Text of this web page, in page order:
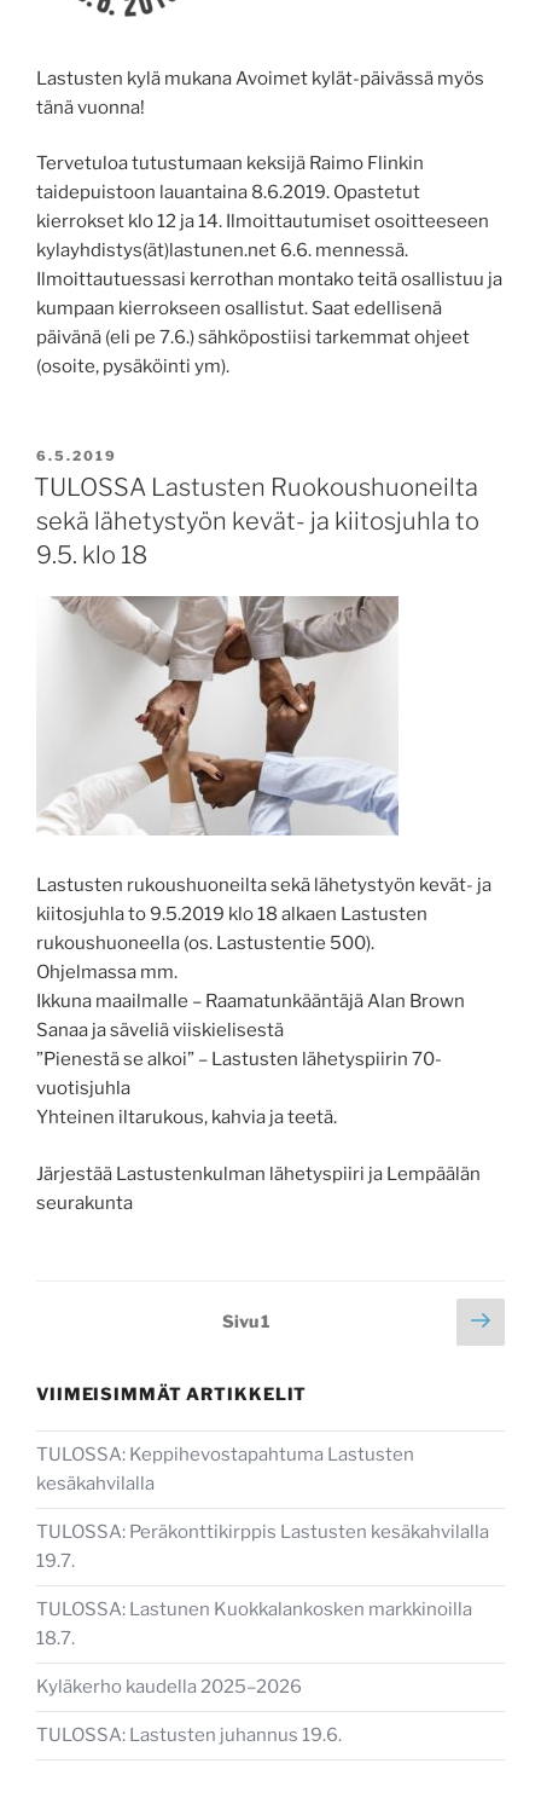
Lastusten kylä mukana Avoimet kylät-päivässä myös
tänä vuonna!
Tervetuloa tutustumaan keksijä Raimo Flinkin
taidepuistoon lauantaina 8.6.2019. Opastetut
kierrokset klo 12 ja 14. Ilmoittautumiset osoitteeseen
kylayhdistys(ät)lastunen.net 6.6. mennessä.
Ilmoittautuessasi kerrothan montako teitä osallistuu ja
kumpaan kierrokseen osallistut. Saat edellisenä
päivänä (eli pe 7.6.) sähköpostiisi tarkemmat ohjeet
(osoite, pysäköinti ym).
JULKAISTU
6.5.2019
TULOSSA Lastusten Ruokoushuoneilta
sekä lähetystyön kevät- ja kiitosjuhla to
9.5. klo 18
Lastusten rukoushuoneilta sekä lähetystyön kevät- ja
kiitosjuhla to 9.5.2019 klo 18 alkaen Lastusten
rukoushuoneella (os. Lastustentie 500).
Ohjelmassa mm.
Ikkuna maailmalle – Raamatunkääntäjä Alan Brown
Sanaa ja säveliä viiskielisestä
”Pienestä se alkoi” – Lastusten lähetyspiirin 70-
vuotisjuhla
Yhteinen iltarukous, kahvia ja teetä.
Järjestää Lastustenkulman lähetyspiiri ja Lempäälän
seurakunta
Sivu1
sivu
VIIMEISIMMÄT ARTIKKELIT
TULOSSA: Keppihevostapahtuma Lastusten
kesäkahvilalla
TULOSSA: Peräkonttikirppis Lastusten kesäkahvilalla
19.7.
TULOSSA: Lastunen Kuokkalankosken markkinoilla
18.7.
Kyläkerho kaudella 2025–2026
TULOSSA: Lastusten juhannus 19.6.